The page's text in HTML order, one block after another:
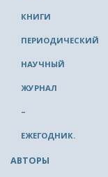
КНИГИ
ПЕРИОДИЧЕСКИЙ
НАУЧНЫЙ
ЖУРНАЛ
–
ЕЖЕГОДНИК.
АВТОРЫ